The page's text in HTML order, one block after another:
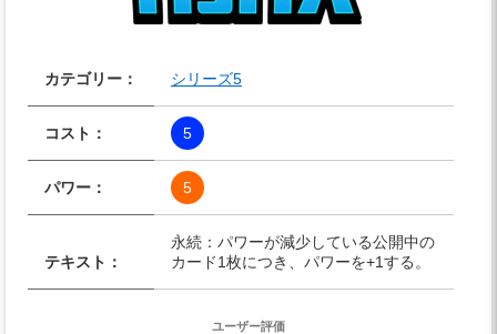
カテゴリー： シリーズ5
コスト： 5
パワー： 5
テキスト：
永続：パワーが減少している公開中の
カード1枚につき、パワーを+1する。
ユーザー評価